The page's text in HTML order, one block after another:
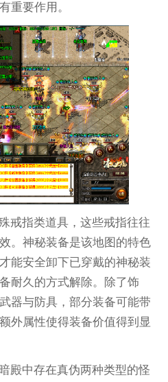
重要作用。
戒指类道具，这些戒指往往
。神秘装备是该地图的特色
能安全卸下已穿戴的神秘装
耐久的方式解除。除了饰
器与防具，部分装备可能带
外属性使得装备价值得到显
殿中存在真伪两种类型的怪